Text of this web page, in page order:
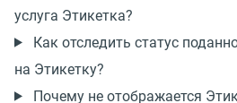
услуга Этикетка?
Как отследить статус
на Этикетку?
Почему не отображается